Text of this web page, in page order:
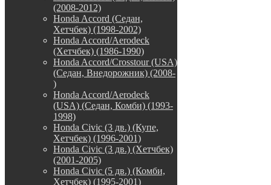
(2008-2012)
Honda Accord (Седан,
Хетчбек) (1998-2002)
Honda Accord/Aerodeck
(Хетчбек) (1986-1990)
Honda Accord/Crosstour (USA)
(Седан, Внедорожник) (2008-
)
Honda Accord/Аerodeck
(USA) (Седан, Комби) (1993-
1998)
Honda Civic (3 дв.) (Купе,
Хетчбек) (1996-2001)
Honda Civic (3 дв.) (Хетчбек)
(2001-2005)
Honda Civic (5 дв.) (Комби,
Хетчбек) (1995-2001)